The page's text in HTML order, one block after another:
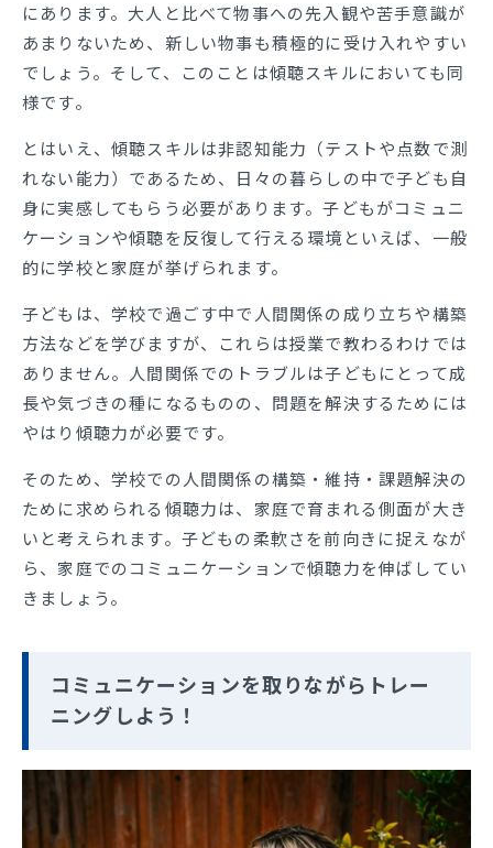
にあります。大人と比べて物事への先入観や苦手意識が
あまりないため、新しい物事も積極的に受け入れやすい
でしょう。そして、このことは傾聴スキルにおいても同
様です。
とはいえ、傾聴スキルは非認知能力（テストや点数で測
れない能力）であるため、日々の暮らしの中で子ども自
身に実感してもらう必要があります。子どもがコミュニ
ケーションや傾聴を反復して行える環境といえば、一般
的に学校と家庭が挙げられます。
子どもは、学校で過ごす中で人間関係の成り立ちや構築
方法などを学びますが、これらは授業で教わるわけでは
ありません。人間関係でのトラブルは子どもにとって成
長や気づきの種になるものの、問題を解決するためには
やはり傾聴力が必要です。
そのため、学校での人間関係の構築・維持・課題解決の
ために求められる傾聴力は、家庭で育まれる側面が大き
いと考えられます。子どもの柔軟さを前向きに捉えなが
ら、家庭でのコミュニケーションで傾聴力を伸ばしてい
きましょう。
コミュニケーションを取りながらトレー
ニングしよう！